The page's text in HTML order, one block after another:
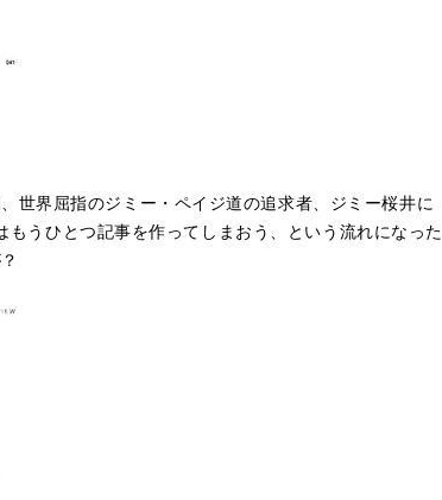
界屈指のジミー・ペイジ道の追求者、ジミー桜井に
うひとつ記事を作ってしまおう、という流れになった